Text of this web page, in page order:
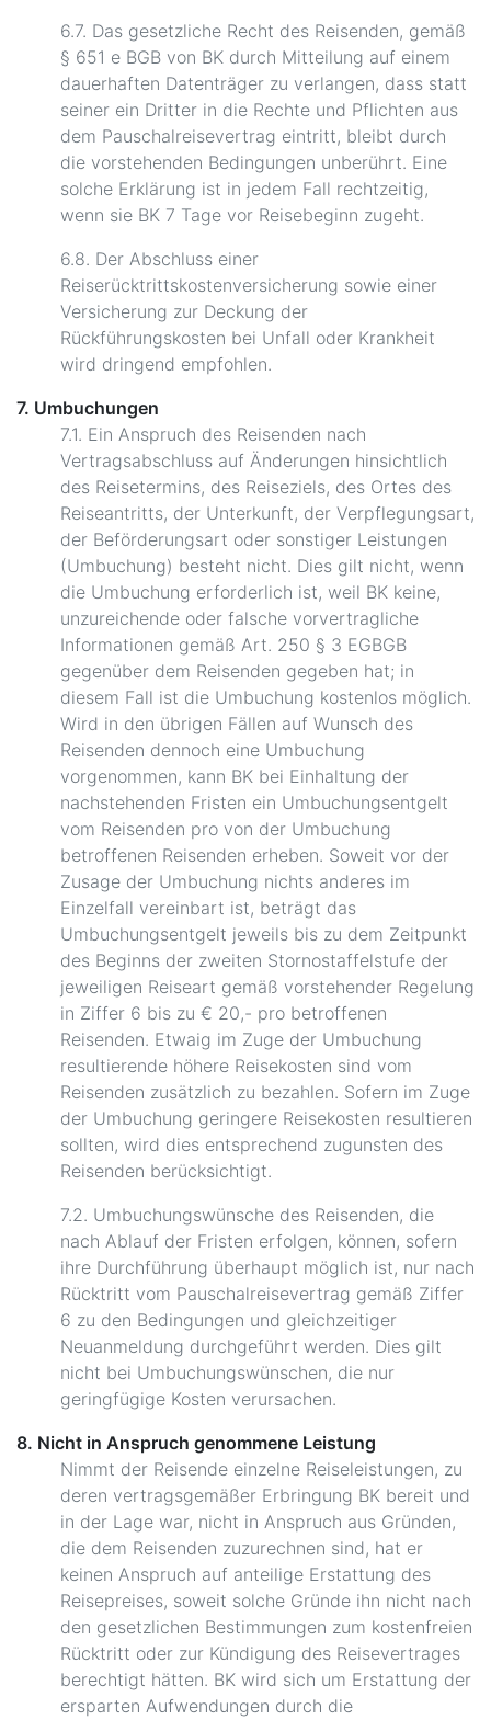
6.7. Das gesetzliche Recht des Reisenden, gemäß
§ 651 e BGB von BK durch Mitteilung auf einem
dauerhaften Datenträger zu verlangen, dass statt
seiner ein Dritter in die Rechte und Pflichten aus
dem Pauschalreisevertrag eintritt, bleibt durch
die vorstehenden Bedingungen unberührt. Eine
solche Erklärung ist in jedem Fall rechtzeitig,
wenn sie BK 7 Tage vor Reisebeginn zugeht.
6.8. Der Abschluss einer
Reiserücktrittskostenversicherung sowie einer
Versicherung zur Deckung der
Rückführungskosten bei Unfall oder Krankheit
wird dringend empfohlen.
7. Umbuchungen
7.1. Ein Anspruch des Reisenden nach
Vertragsabschluss auf Änderungen hinsichtlich
des Reisetermins, des Reiseziels, des Ortes des
Reiseantritts, der Unterkunft, der Verpflegungsart,
der Beförderungsart oder sonstiger Leistungen
(Umbuchung) besteht nicht. Dies gilt nicht, wenn
die Umbuchung erforderlich ist, weil BK keine,
unzureichende oder falsche vorvertragliche
Informationen gemäß Art. 250 § 3 EGBGB
gegenüber dem Reisenden gegeben hat; in
diesem Fall ist die Umbuchung kostenlos möglich.
Wird in den übrigen Fällen auf Wunsch des
Reisenden dennoch eine Umbuchung
vorgenommen, kann BK bei Einhaltung der
nachstehenden Fristen ein Umbuchungsentgelt
vom Reisenden pro von der Umbuchung
betroffenen Reisenden erheben. Soweit vor der
Zusage der Umbuchung nichts anderes im
Einzelfall vereinbart ist, beträgt das
Umbuchungsentgelt jeweils bis zu dem Zeitpunkt
des Beginns der zweiten Stornostaffelstufe der
jeweiligen Reiseart gemäß vorstehender Regelung
in Ziffer 6 bis zu € 20,- pro betroffenen
Reisenden. Etwaig im Zuge der Umbuchung
resultierende höhere Reisekosten sind vom
Reisenden zusätzlich zu bezahlen. Sofern im Zuge
der Umbuchung geringere Reisekosten resultieren
sollten, wird dies entsprechend zugunsten des
Reisenden berücksichtigt.
7.2. Umbuchungswünsche des Reisenden, die
nach Ablauf der Fristen erfolgen, können, sofern
ihre Durchführung überhaupt möglich ist, nur nach
Rücktritt vom Pauschalreisevertrag gemäß Ziffer
6 zu den Bedingungen und gleichzeitiger
Neuanmeldung durchgeführt werden. Dies gilt
nicht bei Umbuchungswünschen, die nur
geringfügige Kosten verursachen.
8. Nicht in Anspruch genommene Leistung
Nimmt der Reisende einzelne Reiseleistungen, zu
deren vertragsgemäßer Erbringung BK bereit und
in der Lage war, nicht in Anspruch aus Gründen,
die dem Reisenden zuzurechnen sind, hat er
keinen Anspruch auf anteilige Erstattung des
Reisepreises, soweit solche Gründe ihn nicht nach
den gesetzlichen Bestimmungen zum kostenfreien
Rücktritt oder zur Kündigung des Reisevertrages
berechtigt hätten. BK wird sich um Erstattung der
ersparten Aufwendungen durch die